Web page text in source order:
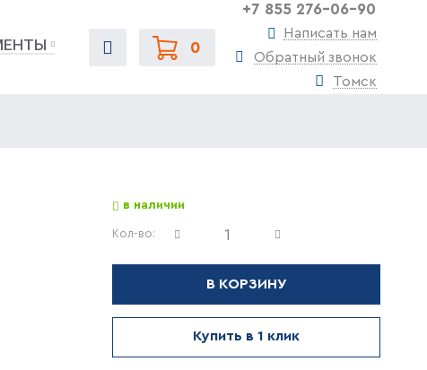
0
+7 855 276-06-90
Написать нам
Обратный звонок
Томск
в наличии
Кол-во:
В КОРЗИНУ
Купить в 1 клик